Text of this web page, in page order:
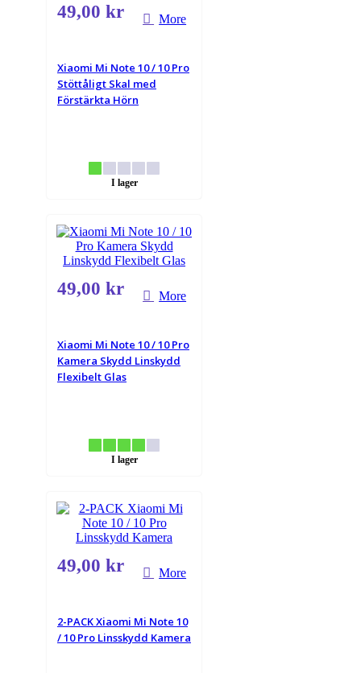
49,00 kr More
Xiaomi Mi Note 10 / 10 Pro
Stöttåligt Skal med
Förstärkta Hörn
I lager
49,00 kr More
Xiaomi Mi Note 10 / 10 Pro
Kamera Skydd Linskydd
Flexibelt Glas
I lager
49,00 kr More
2-PACK Xiaomi Mi Note 10
/ 10 Pro Linsskydd Kamera